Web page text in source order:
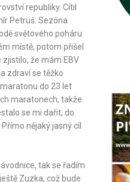
republiky. Cítil
Petruš. Sezóna
světového poháru
místě, potom přišel
že mám EBV
zdraví se těžko
do 23 let
maratonech, takže
se mi dařit, do
nějaký jasný cíl
tak se řadím
Zuzka, což bude